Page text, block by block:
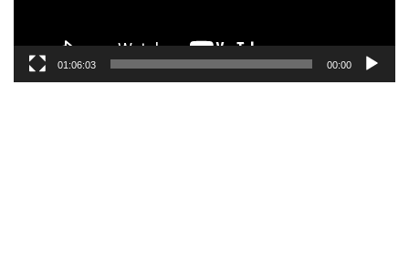
00:00
01:06:03